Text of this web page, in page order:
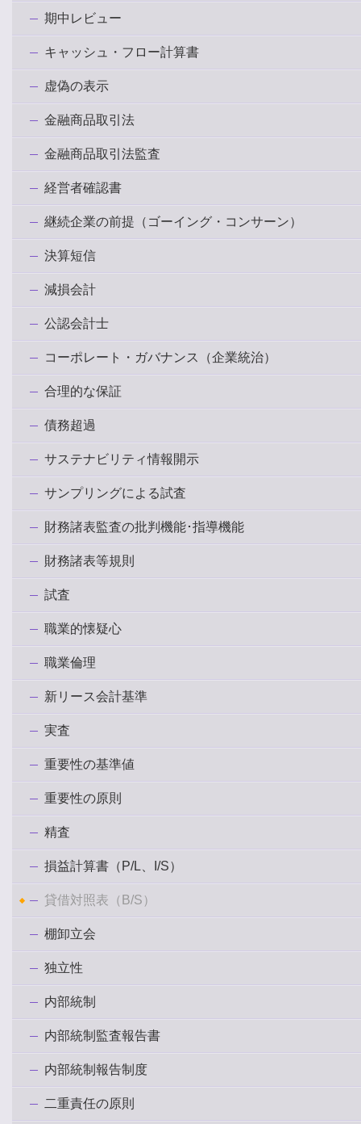
期中レビュー
キャッシュ・フロー計算書
虚偽の表示
金融商品取引法
金融商品取引法監査
経営者確認書
継続企業の前提（ゴーイング・コンサーン）
決算短信
減損会計
公認会計士
コーポレート・ガバナンス（企業統治）
合理的な保証
債務超過
サステナビリティ情報開示
サンプリングによる試査
財務諸表監査の批判機能･指導機能
財務諸表等規則
試査
職業的懐疑心
職業倫理
新リース会計基準
実査
重要性の基準値
重要性の原則
精査
損益計算書（P/L、I/S）
貸借対照表（B/S）
棚卸立会
独立性
内部統制
内部統制監査報告書
内部統制報告制度
二重責任の原則